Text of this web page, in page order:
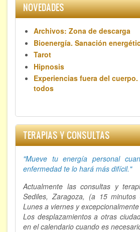
NOTICIAS Y ENTREVISTAS
TERAPIAS
Aura y energías. Limpieza
Sincroinducción. Entrenamiento
Hipnosis proyectiva
Hipnosis regresiva
Bioenergía. Sanación energética
Relajación y autoprotección
DESCARGAS
NOVEDADES
Archivos: Zona de descarga
Bioenergía. Sanación
Tarot
Hipnosis
Experiencias fuera del
todos
TERAPIAS Y CONSULTAS
"Mueve tu energía personal
enfermedad te lo hará más difícil."
Actualmente las consultas y
Sediles, Zaragoza, (a 15
Lunes a viernes y
Los desplazamientos a otras
en el calendario cuando es